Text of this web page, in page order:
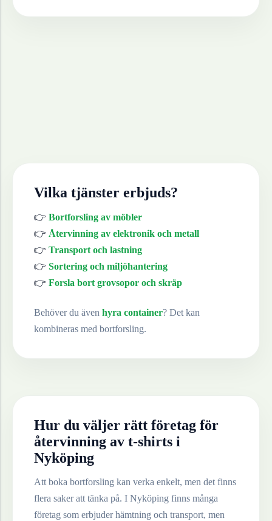
Vilka tjänster erbjuds?
👉 Bortforsling av möbler
👉 Återvinning av elektronik och metall
👉 Transport och lastning
👉 Sortering och miljöhantering
👉 Forsla bort grovsopor och skräp
Behöver du även hyra container? Det kan
kombineras med bortforsling.
Hur du väljer rätt företag för
återvinning av t-shirts i
Nyköping
Att boka bortforsling kan verka enkelt, men det finns
flera saker att tänka på. I Nyköping finns många
företag som erbjuder hämtning och transport, men